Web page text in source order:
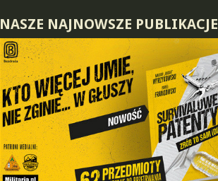
NASZE NAJNOWSZE PUBLIKACJE